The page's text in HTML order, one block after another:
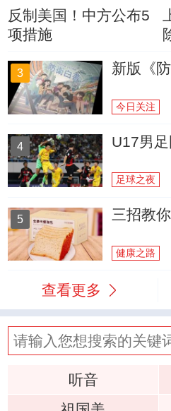
反制美国！中方公布5
项措施
3 新版《
今日关注
4 U17男
足球之夜
5 三招教
健康之路
查看更多
听音